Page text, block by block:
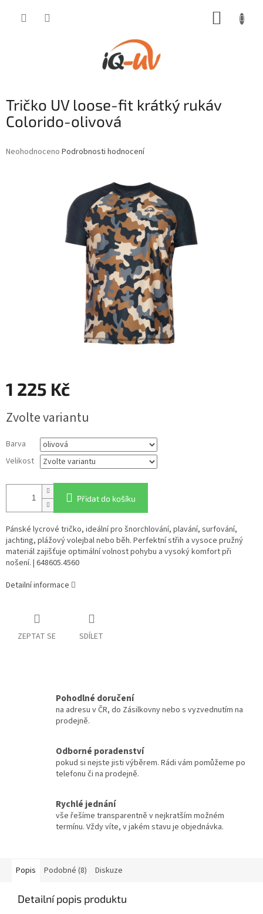
Tričko UV loose-fit krátký rukáv
Colorido-olivová
Průměrné
Neohodnoceno Podrobnosti hodnocení
1 225 Kč
cena:
Zvolte variantu
Barva
Velikost
Přidat do košíku
Pánské lycrové tričko, ideální pro šnorchlování, plavání, surfování,
jachting, plážový volejbal nebo běh. Perfektní střih a vysoce pružný
materiál zajišťuje optimální volnost pohybu a vysoký komfort při
nošení. | 648605.4560
Detailní informace
ZEPTAT SE SDÍLET
Pohodlné doručení
na adresu v ČR, do Zásilkovny nebo s vyzvednutím na
prodejně.
Odborné poradenství
pokud si nejste jisti výběrem. Rádi vám pomůžeme po
telefonu či na prodejně.
Rychlé jednání
vše řešíme transparentně v nejkratším možném
termínu. Vždy víte, v jakém stavu je objednávka.
Popis Podobné (8) Diskuze
Detailní popis produktu